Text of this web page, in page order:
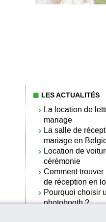
LES ACTUALITÉS
La location de
mariage
La salle de
mariage en
Location de
cérémonie
Comment
de réception en
Pourquoi choisir
photobooth ?